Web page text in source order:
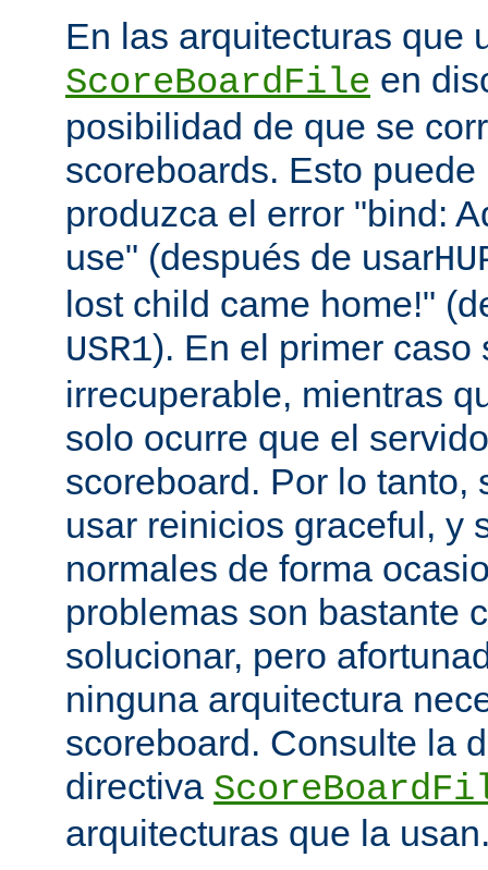
En las arquitecturas que
ScoreBoardFile en
posibilidad de que se
scoreboards. Esto
produzca el error "bind:
use" (después de usar
lost child came home!"
USR1). En el primer caso
irrecuperable, mientras
solo ocurre que el
scoreboard. Por lo tanto,
usar reinicios graceful, y
normales de forma
problemas son bastante
solucionar, pero
ninguna arquitectura
scoreboard. Consulte la
directiva
arquitecturas que la